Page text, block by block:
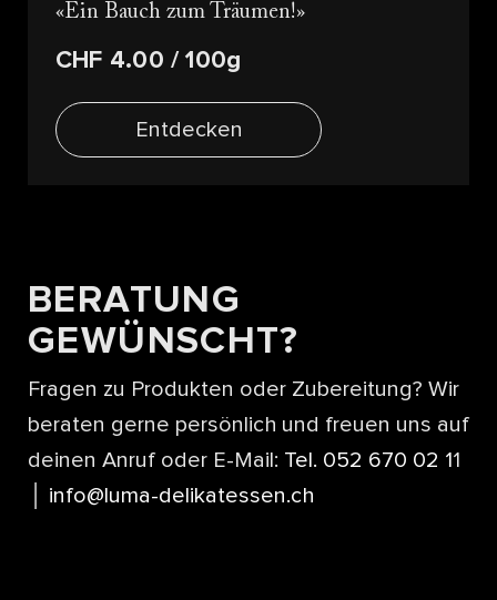
Ein Bauch zum Träumen!
CHF 4.00 / 100g
Entdecken
BERATUNG
GEWÜNSCHT?
Fragen zu Produkten oder Zubereitung? Wir
beraten gerne persönlich und freuen uns auf
deinen Anruf oder E-Mail: Tel. 052 670 02 11
info@luma-delikatessen.ch